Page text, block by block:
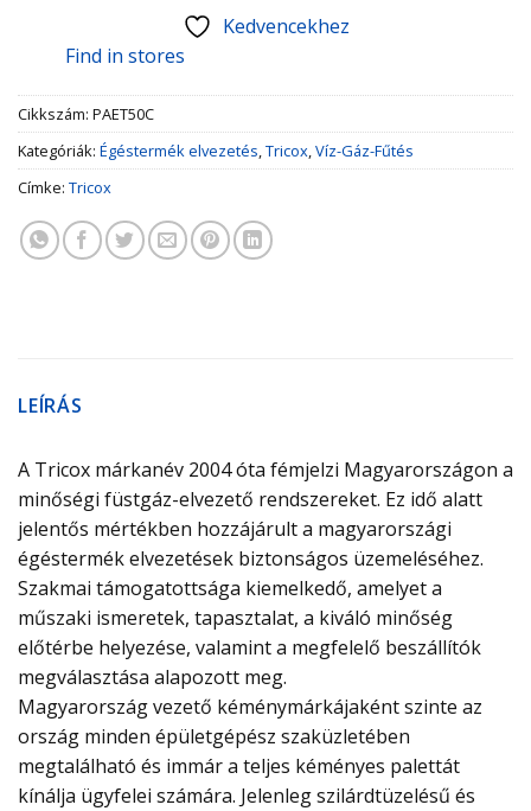
Kedvencekhez
Find in stores
Cikkszám: PAET50C
Kategóriák: Égéstermék elvezetés,Tricox,Víz-Gáz-Fűtés
Címke: Tricox
LEÍRÁS
A Tricox márkanév 2004 óta fémjelzi Magyarországon a
minőségi füstgáz-elvezető rendszereket. Ez idő alatt
jelentős mértékben hozzájárult a magyarországi
égéstermék elvezetések biztonságos üzemeléséhez.
Szakmai támogatottsága kiemelkedő, amelyet a
műszaki ismeretek, tapasztalat, a kiváló minőség
előtérbe helyezése, valamint a megfelelő beszállítók
megválasztása alapozott meg.
Magyarország vezető kéménymárkájaként szinte az
ország minden épületgépész szaküzletében
megtalálható és immár a teljes kéményes palettát
kínálja ügyfelei számára. Jelenleg szilárdtüzelésű és